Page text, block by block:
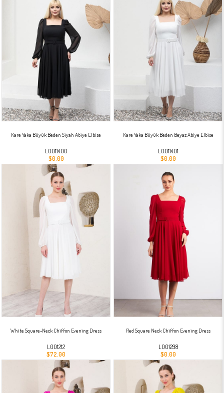
Kare Yaka Büyük Beden Siyah Abiye Elbise
L0011400
$0.00
Kare Yaka Büyük Beden Beyaz Abiye Elbise
L0011401
$0.00
White Square-Neck Chiffon Evening Dress
L001212
$72.00
Red Square Neck Chiffon Evening Dress
L001298
$0.00